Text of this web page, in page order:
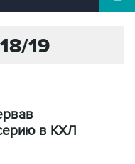
19
в КХЛ